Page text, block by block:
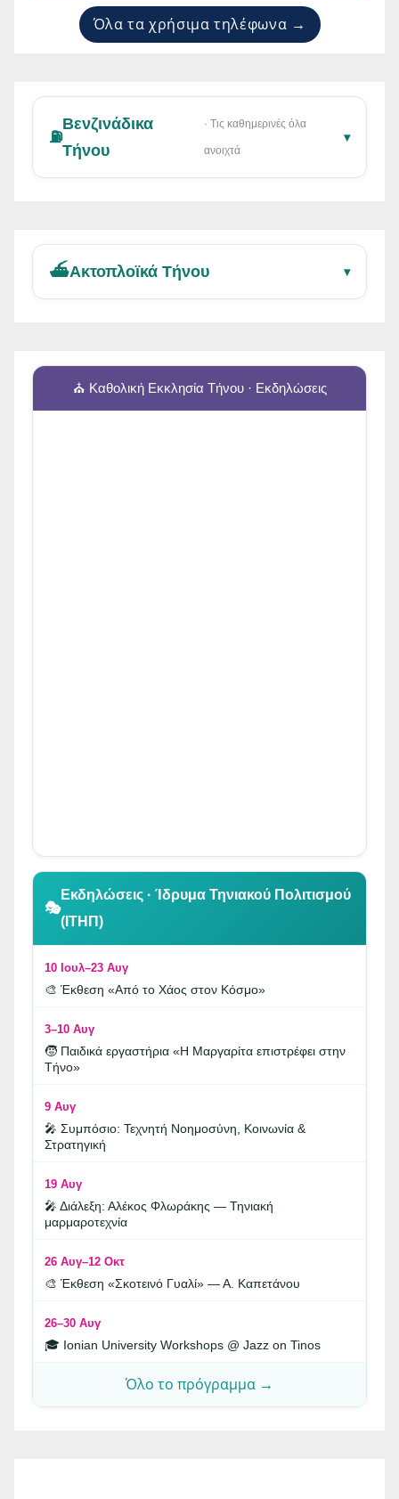
Όλα τα χρήσιμα τηλέφωνα →
⛽
Βενζινάδικα
Τήνου
· Τις καθημερινές όλα
ανοιχτά
▾
⛴️Ακτοπλοϊκά Τήνου ▾
⛪ Καθολική Εκκλησία Τήνου · Εκδηλώσεις
👆 Κλικ για περιήγηση
🎭
Εκδηλώσεις · Ίδρυμα Τηνιακού Πολιτισμού
(ΙΤΗΠ)
10 Ιουλ–23 Αυγ
🎨 Έκθεση «Από το Χάος στον Κόσμο»
3–10 Αυγ
🧒 Παιδικά εργαστήρια «Η Μαργαρίτα επιστρέφει στην
Τήνο»
9 Αυγ
🎤 Συμπόσιο: Τεχνητή Νοημοσύνη, Κοινωνία &
Στρατηγική
19 Αυγ
🎤 Διάλεξη: Αλέκος Φλωράκης — Τηνιακή
μαρμαροτεχνία
26 Αυγ–12 Οκτ
🎨 Έκθεση «Σκοτεινό Γυαλί» — Α. Καπετάνου
26–30 Αυγ
🎓 Ionian University Workshops @ Jazz on Tinos
Όλο το πρόγραμμα →